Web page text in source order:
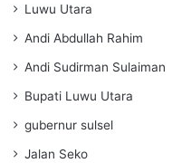
Luwu Utara
Andi Abdullah Rahim
Andi Sudirman Sulaiman
Bupati Luwu Utara
gubernur sulsel
Jalan Seko